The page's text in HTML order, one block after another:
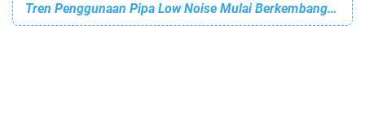
Tren Penggunaan Pipa Low Noise Mulai Berkembang di Indonesia